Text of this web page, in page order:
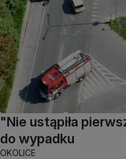
"Nie ustąpiła
do wypadku
OKOLICE